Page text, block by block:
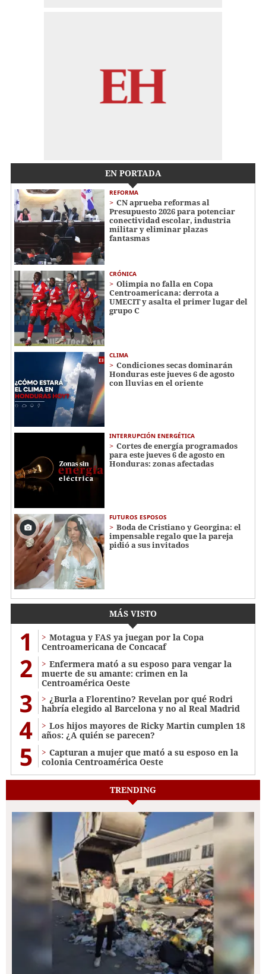
EN PORTADA
REFORMA
CN aprueba reformas al
Presupuesto 2026 para potenciar
conectividad escolar, industria
militar y eliminar plazas
fantasmas
CRÓNICA
Olimpia no falla en Copa
Centroamericana: derrota a
UMECIT y asalta el primer lugar del
grupo C
CLIMA
Condiciones secas dominarán
Honduras este jueves 6 de agosto
con lluvias en el oriente
INTERRUPCIÓN ENERGÉTICA
Cortes de energía programados
para este jueves 6 de agosto en
Honduras: zonas afectadas
FUTUROS ESPOSOS
Boda de Cristiano y Georgina: el
impensable regalo que la pareja
pidió a sus invitados
MÁS VISTO
1
Motagua y FAS ya juegan por la Copa
Centroamericana de Concacaf
2
Enfermera mató a su esposo para vengar la
muerte de su amante: crimen en la
Centroamérica Oeste
3
¿Burla a Florentino? Revelan por qué Rodri
habría elegido al Barcelona y no al Real Madrid
4
Los hijos mayores de Ricky Martin cumplen 18
años: ¿A quién se parecen?
5
Capturan a mujer que mató a su esposo en la
colonia Centroamérica Oeste
TRENDING